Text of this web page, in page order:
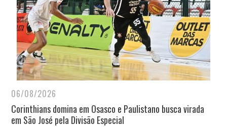
06/08/2026
Corinthians domina em Osasco e Paulistano busca virada
em São José pela Divisão Especial